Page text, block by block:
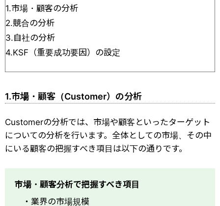
1.市場・顧客の分析
2.競合の分析
3.自社の分析
4.KSF（重要成功要因）の設定
1.市場・顧客（Customer）の分析
Customerの分析では、市場や顧客といったターゲット
についての分析を行います。全体としての市場、その中
にいる顧客の把握すべき項目は以下の通りです。
市場・顧客分析で把握すべき項目
・業界の市場規模